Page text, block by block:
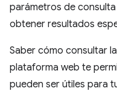
parámetros de
obtener resultados
Saber cómo consultar
plataforma web te
pueden ser útiles para